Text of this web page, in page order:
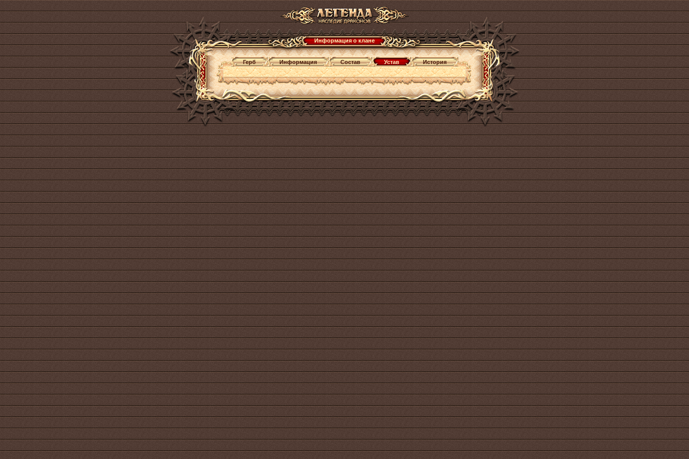
Информация о клане
Герб Информация Состав Устав История